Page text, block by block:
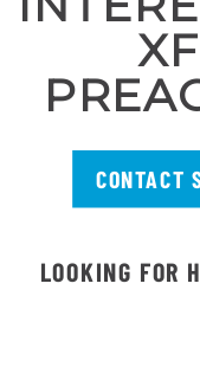
CONTACT
LOOKING FOR